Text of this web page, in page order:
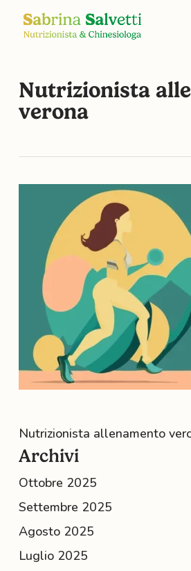
Nutrizionista
verona
Nutrizionista allenamento
Archivi
Ottobre 2025
Settembre 2025
Agosto 2025
Luglio 2025